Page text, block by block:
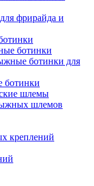
фрирайда и
ботинки
ботинки для
ботинки
шлемы
шлемов
креплений